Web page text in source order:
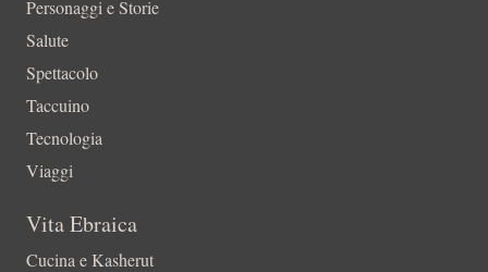
Personaggi e Storie
Salute
Spettacolo
Taccuino
Tecnologia
Viaggi
Vita Ebraica
Cucina e Kasherut